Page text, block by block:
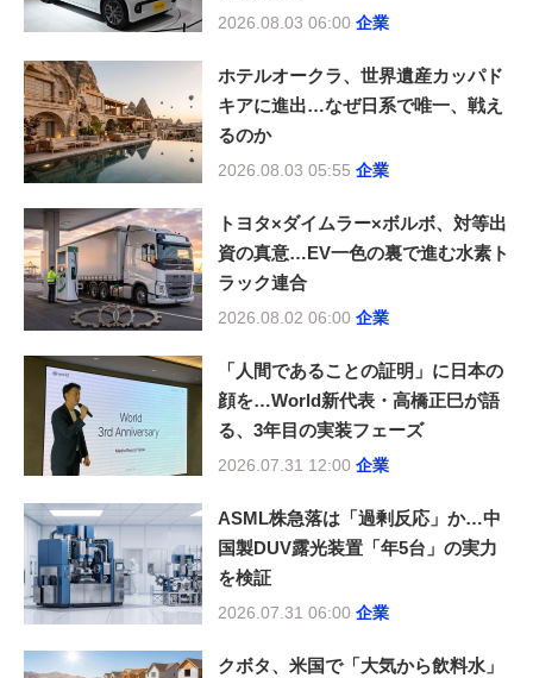
2026.08.03 06:00 企業
ホテルオークラ、世界遺産カッパド
キアに進出…なぜ日系で唯一、戦え
るのか
2026.08.03 05:55 企業
トヨタ×ダイムラー×ボルボ、対等出
資の真意…EV一色の裏で進む水素ト
ラック連合
2026.08.02 06:00 企業
「人間であることの証明」に日本の
顔を…World新代表・高橋正巳が語
る、3年目の実装フェーズ
2026.07.31 12:00 企業
ASML株急落は「過剰反応」か…中
国製DUV露光装置「年5台」の実力
を検証
2026.07.31 06:00 企業
クボタ、米国で「大気から飲料水」